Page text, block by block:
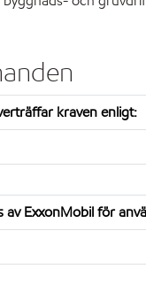
kraven enligt:
ExxonMobil för